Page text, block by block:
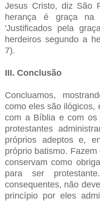
Jesus Cristo, diz São
herança é graça
'Justificados pela
herdeiros segundo a
7).
III. Conclusão
Concluamos,
como eles são ilógicos,
com a Bíblia e com os
protestantes
próprios adeptos e,
próprio batismo.
conservam como
para ser
consequentes, não
princípio por eles